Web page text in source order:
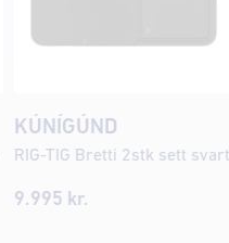
KÚNÍGÚND
RIG-TIG Bretti 2stk sett
9.995 kr.